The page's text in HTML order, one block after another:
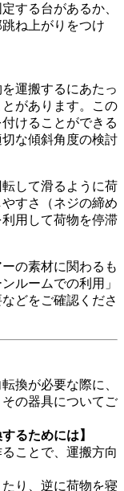
する台があるか、
ね上がりをつけ
運搬するにあたっ
があります。この
けることができる
な傾斜角度の検討
して滑るように荷
すさ（ネジの締め
用して荷物を停滞
の素材に関わるも
ルームでの利用」
どをご確認くださ
換が必要な際に、
の器具についてご
るためには】
ことで、運搬方向
り、逆に荷物を寝